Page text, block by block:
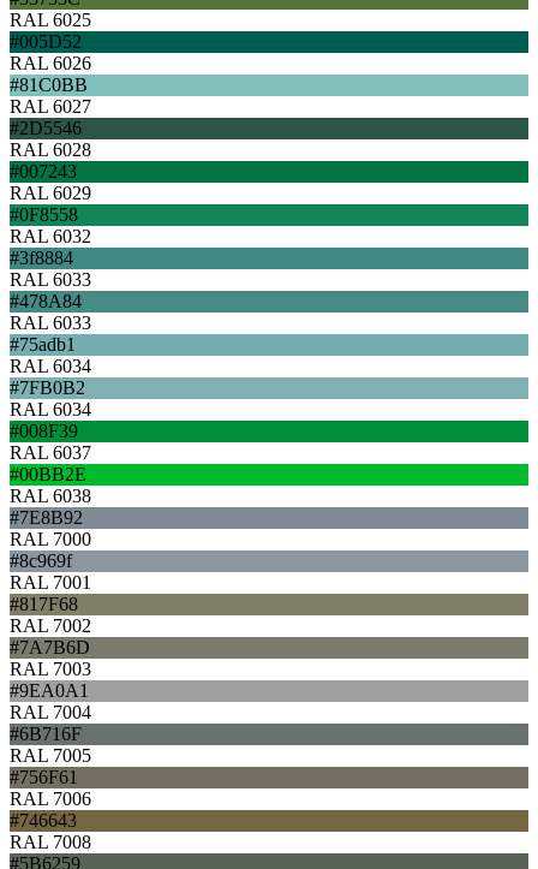
RAL 6025
#005D52
RAL 6026
#81C0BB
RAL 6027
#2D5546
RAL 6028
#007243
RAL 6029
#0F8558
RAL 6032
#3f8884
RAL 6033
#478A84
RAL 6033
#75adb1
RAL 6034
#7FB0B2
RAL 6034
#008F39
RAL 6037
#00BB2E
RAL 6038
#7E8B92
RAL 7000
#8c969f
RAL 7001
#817F68
RAL 7002
#7A7B6D
RAL 7003
#9EA0A1
RAL 7004
#6B716F
RAL 7005
#756F61
RAL 7006
#746643
RAL 7008
#5B6259